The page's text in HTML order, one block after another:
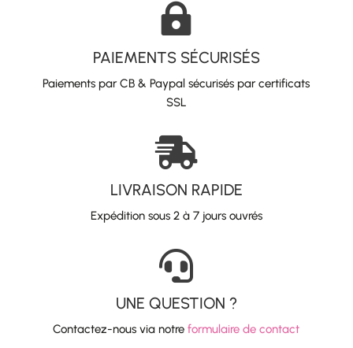

PAIEMENTS SÉCURISÉS
Paiements par CB & Paypal sécurisés par certificats
SSL

LIVRAISON RAPIDE
Expédition sous 2 à 7 jours ouvrés

UNE QUESTION ?
Contactez-nous via notreformulaire de contact